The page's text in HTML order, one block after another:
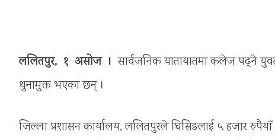
ललितपुर, १ असोज । सार्वजनिक यातायातमा कलेज पढ्ने
थुनामुक्त भएका छन् ।
जिल्ला प्रशासन कार्यालय, ललितपुरले घिसिङलाई ५ हजार